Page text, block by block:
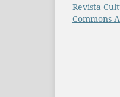
Revista
Commons